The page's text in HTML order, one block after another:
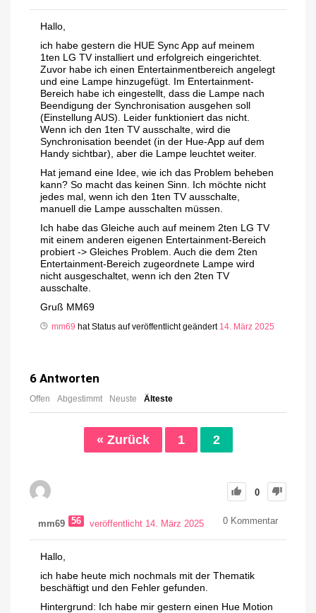
Hallo,
ich habe gestern die HUE Sync App auf meinem
1ten LG TV installiert und erfolgreich eingerichtet.
Zuvor habe ich einen Entertainmentbereich angelegt
und eine Lampe hinzugefügt. Im Entertainment-
Bereich habe ich eingestellt, dass die Lampe nach
Beendigung der Synchronisation ausgehen soll
(Einstellung AUS). Leider funktioniert das nicht.
Wenn ich den 1ten TV ausschalte, wird die
Synchronisation beendet (in der Hue-App auf dem
Handy sichtbar), aber die Lampe leuchtet weiter.
Hat jemand eine Idee, wie ich das Problem beheben
kann? So macht das keinen Sinn. Ich möchte nicht
jedes mal, wenn ich den 1ten TV ausschalte,
manuell die Lampe ausschalten müssen.
Ich habe das Gleiche auch auf meinem 2ten LG TV
mit einem anderen eigenen Entertainment-Bereich
probiert -> Gleiches Problem. Auch die dem 2ten
Entertainment-Bereich zugeordnete Lampe wird
nicht ausgeschaltet, wenn ich den 2ten TV
ausschalte.
Gruß MM69
mm69 hat Status auf veröffentlicht geändert 14. März 2025
6 Antworten
Offen Abgestimmt Neuste Älteste
« Zurück 1 2
0
mm69 56 veröffentlicht 14. März 2025 0 Kommentar
Hallo,
ich habe heute mich nochmals mit der Thematik
beschäftigt und den Fehler gefunden.
Hintergrund: Ich habe mir gestern einen Hue Motion